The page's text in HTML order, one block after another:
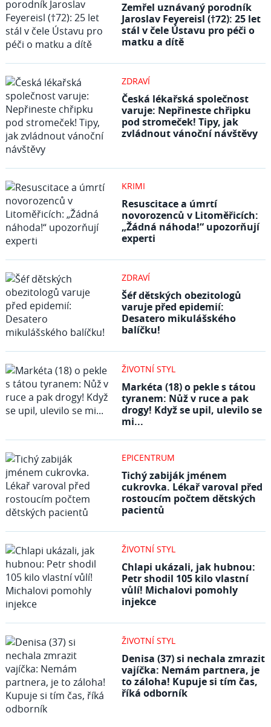
Zemřel uznávaný porodník
Jaroslav Feyereisl (†72): 25 let
stál v čele Ústavu pro péči o
matku a dítě
ZDRAVÍ
Česká lékařská společnost
varuje: Nepřineste chřipku
pod stromeček! Tipy, jak
zvládnout vánoční návštěvy
KRIMI
Resuscitace a úmrtí
novorozenců v Litoměřicích:
„Žádná náhoda!“ upozorňují
experti
ZDRAVÍ
Šéf dětských obezitologů
varuje před epidemií:
Desatero mikulášského
balíčku!
ŽIVOTNÍ STYL
Markéta (18) o pekle s tátou
tyranem: Nůž v ruce a pak
drogy! Když se upil, ulevilo se
mi...
EPICENTRUM
Tichý zabiják jménem
cukrovka. Lékař varoval před
rostoucím počtem dětských
pacientů
ŽIVOTNÍ STYL
Chlapi ukázali, jak hubnou:
Petr shodil 105 kilo vlastní
vůlí! Michalovi pomohly
injekce
ŽIVOTNÍ STYL
Denisa (37) si nechala zmrazit
vajíčka: Nemám partnera, je
to záloha! Kupuje si tím čas,
říká odborník